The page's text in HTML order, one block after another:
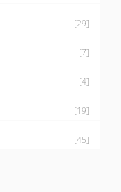
[29]
[7]
[4]
[19]
[45]